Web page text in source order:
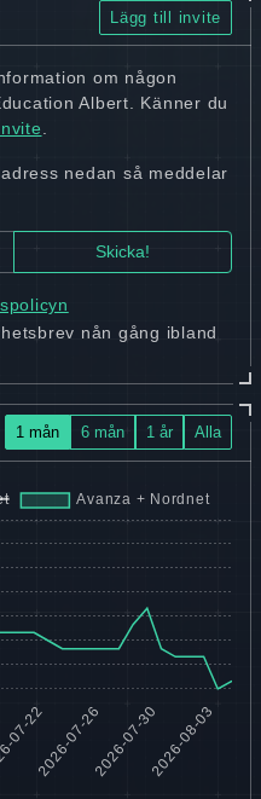
Lägg till invite
om någon
Albert. Känner du
.
nedan så meddelar
nån gång ibland
1 mån 6 mån 1 år Alla